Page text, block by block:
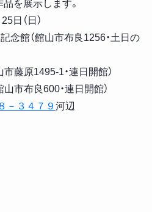
を展示します。
日（日）
記念館（館山市布良1256・土日の
1495-1・連日開館）
良600・連日開館）
－３４７９ 河辺